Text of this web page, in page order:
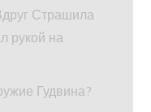
Страшила
рукой на
Гудвина?